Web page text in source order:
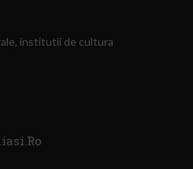
institutii de cultura